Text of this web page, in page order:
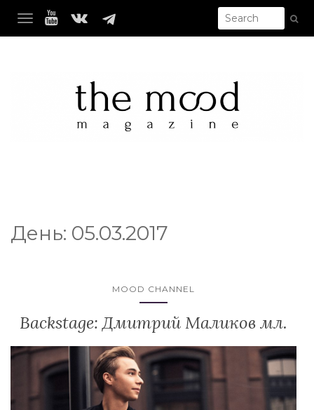
TOGGLE NAVIGATION
День: 05.03.2017
MOOD CHANNEL
Backstage: Дмитрий Маликов мл.